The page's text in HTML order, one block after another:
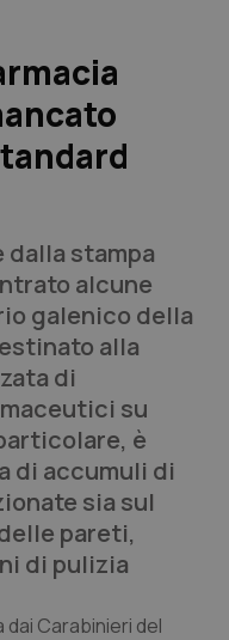
dalla stampa
alcune
galenico della
alla
di
su
è
di accumuli di
sia sul
pareti,
di pulizia
Carabinieri del